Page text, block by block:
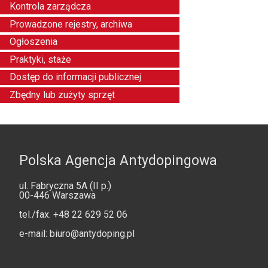
Kontrola zarządcza
Prowadzone rejestry, archiwa
Ogłoszenia
Praktyki, staże
Dostęp do informacji publicznej
Zbędny lub zużyty sprzęt
Polska Agencja Antydopingowa
ul. Fabryczna 5A (II p.)
00-446 Warszawa
tel./fax. +48 22 629 52 06
e-mail: biuro@antydoping.pl